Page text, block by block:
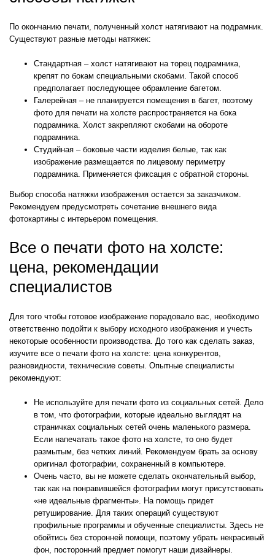
По окончанию печати, полученный холст натягивают на подрамник.
Существуют разные методы натяжек:
Стандартная – холст натягивают на торец подрамника,
крепят по бокам специальными скобами. Такой способ
предполагает последующее обрамление багетом.
Галерейная – не планируется помещения в багет, поэтому
фото для печати на холсте распространяется на бока
подрамника. Холст закрепляют скобами на обороте
подрамника.
Студийная – боковые части изделия белые, так как
изображение размещается по лицевому периметру
подрамника. Применяется фиксация с обратной стороны.
Выбор способа натяжки изображения остается за заказчиком.
Рекомендуем предусмотреть сочетание внешнего вида
фотокартины с интерьером помещения.
Все о печати фото на холсте:
цена, рекомендации
специалистов
Для того чтобы готовое изображение порадовало вас, необходимо
ответственно подойти к выбору исходного изображения и учесть
некоторые особенности производства. До того как сделать заказ,
изучите все о печати фото на холсте: цена конкурентов,
разновидности, технические советы. Опытные специалисты
рекомендуют:
Не используйте для печати фото из социальных сетей. Дело
в том, что фотографии, которые идеально выглядят на
страничках социальных сетей очень маленького размера.
Если напечатать такое фото на холсте, то оно будет
размытым, без четких линий. Рекомендуем брать за основу
оригинал фотографии, сохраненный в компьютере.
Очень часто, вы не можете сделать окончательный выбор,
так как на понравившейся фотографии могут присутствовать
«не идеальные фрагменты». На помощь придет
ретуширование. Для таких операций существуют
профильные программы и обученные специалисты. Здесь не
обойтись без сторонней помощи, поэтому убрать некрасивый
фон, посторонний предмет помогут наши дизайнеры.